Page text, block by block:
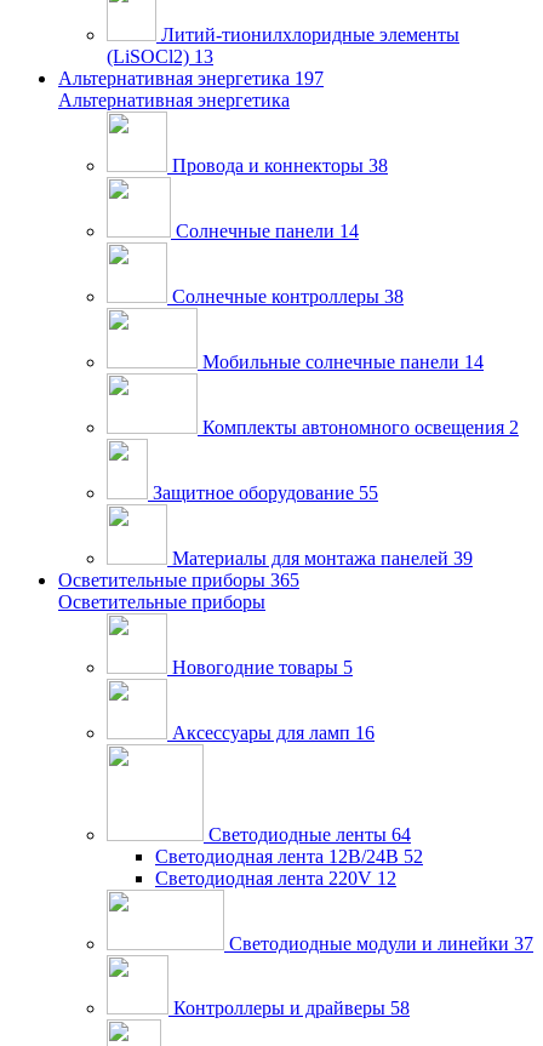
Литий-тионилхлоридные элементы
(LiSOCl2) 13
Альтернативная энергетика 197
Альтернативная энергетика
Провода и коннекторы 38
Солнечные панели 14
Солнечные контроллеры 38
Мобильные солнечные панели 14
Комплекты автономного освещения 2
Защитное оборудование 55
Материалы для монтажа панелей 39
Осветительные приборы 365
Осветительные приборы
Новогодние товары 5
Аксессуары для ламп 16
Светодиодные ленты 64
Светодиодная лента 12В/24В 52
Светодиодная лента 220V 12
Светодиодные модули и линейки 37
Контроллеры и драйверы 58